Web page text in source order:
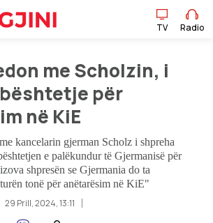
TV Radio
TV Radio
me Scholzin, i
për
në KiE
kancelarin gjerman Scholz i shpreha
e palëkundur të Gjermanisë për
shpresën se Gjermania do ta
tonë për anëtarësim në KiE"
29 Prill, 2024, 13:11